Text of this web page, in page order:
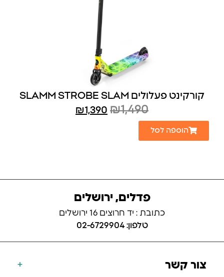
קורקינט פעלולים SLAMM STROBE SLAM
₪1,490
₪1,390
הוספה לסל
פדלים, ירושלים
כתובת : יד חרוצים 16 ירושלים
טלפון: 02-6729904
צור קשר